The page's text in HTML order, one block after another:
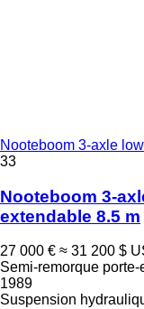
Nooteboom 3-axle
33
Nooteboom 3-
extendable 8.5 m
27 000 € ≈ 31 200 $
Semi-remorque porte-
1989
Suspension